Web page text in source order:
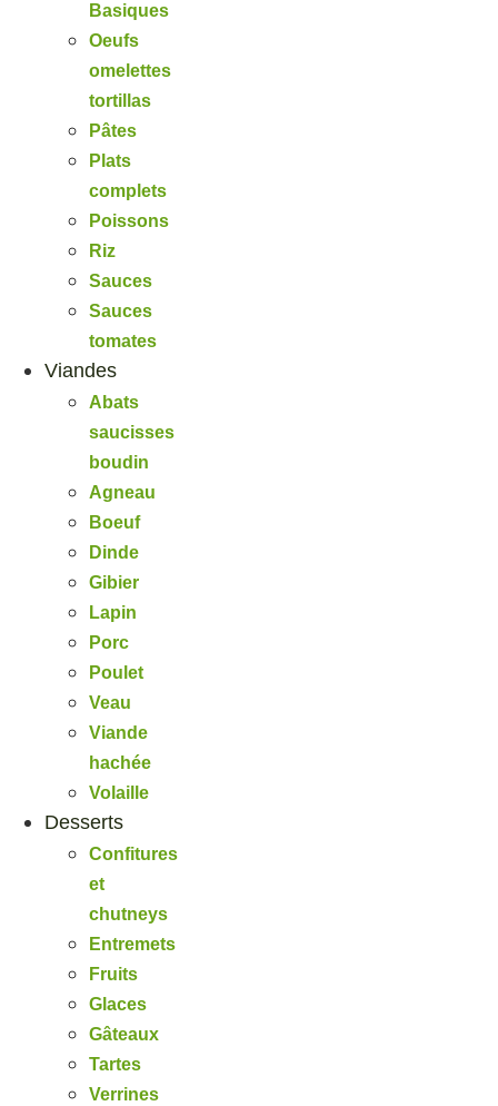
Basiques
Oeufs
omelettes
tortillas
Pâtes
Plats
complets
Poissons
Riz
Sauces
Sauces
tomates
Viandes
Abats
saucisses
boudin
Agneau
Boeuf
Dinde
Gibier
Lapin
Porc
Poulet
Veau
Viande
hachée
Volaille
Desserts
Confitures
et
chutneys
Entremets
Fruits
Glaces
Gâteaux
Tartes
Verrines